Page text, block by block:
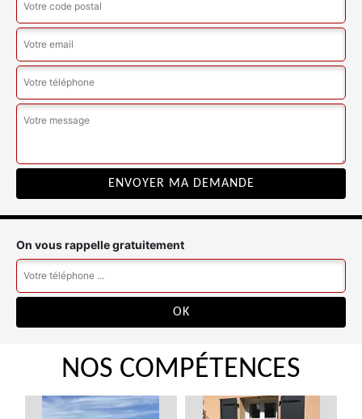
On vous rappelle gratuitement
NOS COMPÉTENCES